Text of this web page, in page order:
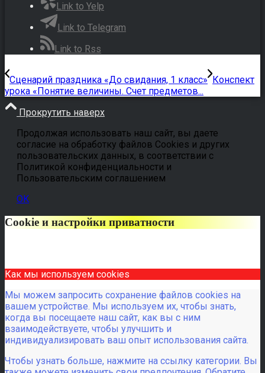
Link to Yelp
Link to Telegram
Link to Rss
Сценарий праздника «До свидания, 1 класс»
Конспект
урока «Понятие величины. Счет предметов...
Прокрутить наверх
Продолжая использовать наш сайт, вы даете
согласие на обработку файлов Cookies и других
пользовательских данных, в соответствии с
Политикой конфиденциальности и
Пользовательским соглашением
OK
Cookie и настройки приватности
Как мы используем cookies
Мы можем запросить сохранение файлов cookies на
вашем устройстве. Мы используем их, чтобы знать,
когда вы посещаете наш сайт, как вы с ним
взаимодействуете, чтобы улучшить и
индивидуализировать ваш опыт использования сайта.
Чтобы узнать больше, нажмите на ссылку категории. Вы